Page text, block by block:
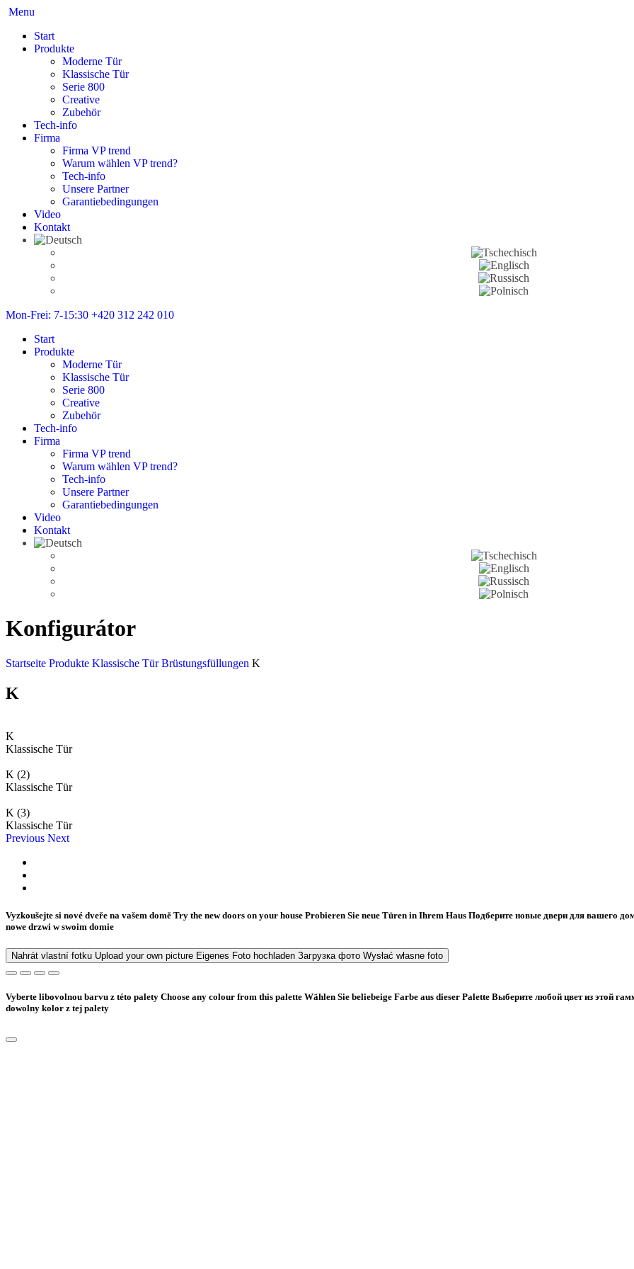
Menu
Start
Produkte
Moderne Tür
Klassische Tür
Serie 800
Creative
Zubehör
Tech-info
Firma
Firma VP trend
Warum wählen VP trend?
Tech-info
Unsere Partner
Garantiebedingungen
Video
Kontakt
Mon-Frei: 7-15:30 +420 312 242 010
Start
Produkte
Moderne Tür
Klassische Tür
Serie 800
Creative
Zubehör
Tech-info
Firma
Firma VP trend
Warum wählen VP trend?
Tech-info
Unsere Partner
Garantiebedingungen
Video
Kontakt
Konfigurátor
Startseite Produkte Klassische TürBrüstungsfüllungen K
K
K
Klassische Tür
K (2)
Klassische Tür
K (3)
Klassische Tür
Previous Next
Vyzkoušejte si nové dveře na vašem domě Try the new doors on your house Probieren Sie neue Türen in Ihrem Haus Подберите новые двери для вашего
nowe drzwi w swoim domie
Nahrát vlastní fotku Upload your own picture Eigenes Foto hochladen Загрузка фото Wysłać własne foto
Vyberte libovolnou barvu z této palety Choose any colour from this palette Wählen Sie beliebeige Farbe aus dieser Palette Bыберите любой цвет из этой
dowolny kolor z tej palety